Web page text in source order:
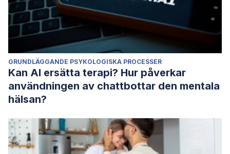
GRUNDLÄGGANDE PSYKOLOGISKA PROCESSER
Kan AI ersätta terapi? Hur påverkar
användningen av chattbottar den mentala
hälsan?